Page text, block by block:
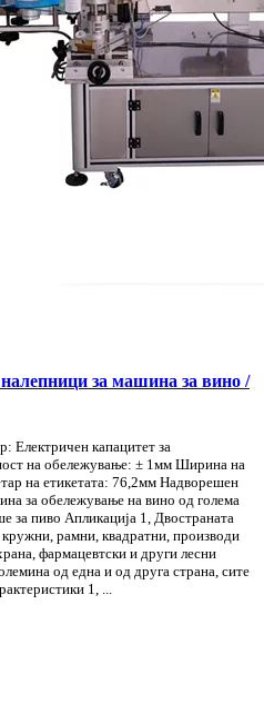
за машина за вино /
Електричен капацитет за
на обележување: ± 1мм Ширина на
на етикетата: 76,2мм Надворешен
за обележување на вино од голема
за пиво Апликација 1, Двостраната
рамни, квадратни, производи
фармацевтски и други лесни
од една и од друга страна, сите
1, ...